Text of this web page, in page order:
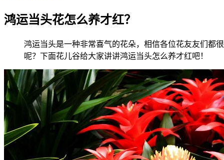
鸿运当头花怎么养才红？
鸿运当头是一种非常喜气的花朵，相信各位花友友们都
呢？下面花儿谷给大家讲讲鸿运当头怎么养才红吧！